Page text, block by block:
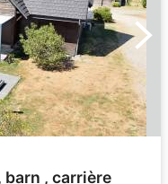
, carrière